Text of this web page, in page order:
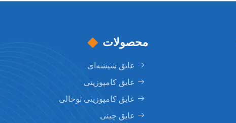
محصولات
عایق شیشه‌ای
عایق کامپوزیتی
عایق کامپوزیتی توخالی
عایق چینی